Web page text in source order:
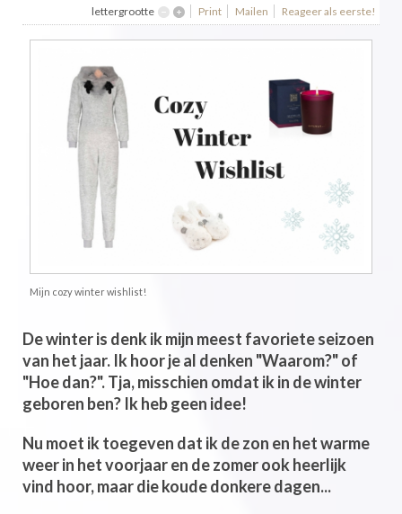
lettergrootte Print Mailen Reageer als eerste!
Mijn cozy winter wishlist!
De winter is denk ik mijn meest favoriete seizoen
van het jaar. Ik hoor je al denken "Waarom?" of
"Hoe dan?". Tja, misschien omdat ik in de winter
geboren ben? Ik heb geen idee!
Nu moet ik toegeven dat ik de zon en het warme
weer in het voorjaar en de zomer ook heerlijk
vind hoor, maar die koude donkere dagen...